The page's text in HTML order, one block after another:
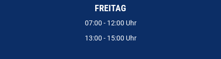
FREITAG
07:00 - 12:00 Uhr
13:00 - 15:00 Uhr